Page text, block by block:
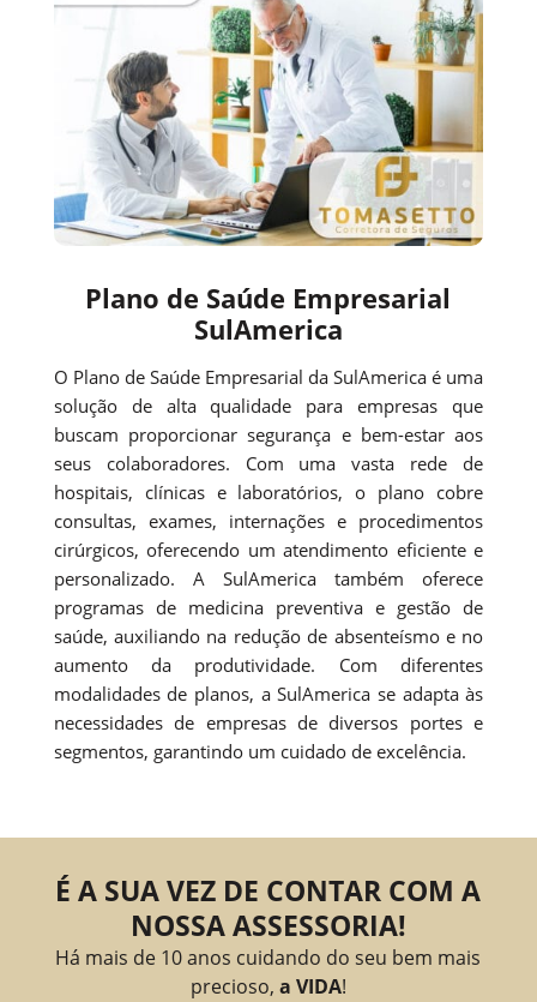
Plano de Saúde Empresarial
SulAmerica
O Plano de Saúde Empresarial da SulAmerica é uma
solução de alta qualidade para empresas que
buscam proporcionar segurança e bem-estar aos
seus colaboradores. Com uma vasta rede de
hospitais, clínicas e laboratórios, o plano cobre
consultas, exames, internações e procedimentos
cirúrgicos, oferecendo um atendimento eficiente e
personalizado. A SulAmerica também oferece
programas de medicina preventiva e gestão de
saúde, auxiliando na redução de absenteísmo e no
aumento da produtividade. Com diferentes
modalidades de planos, a SulAmerica se adapta às
necessidades de empresas de diversos portes e
segmentos, garantindo um cuidado de excelência.
É A SUA VEZ DE CONTAR COM A
NOSSA ASSESSORIA!
Há mais de 10 anos cuidando do seu bem mais
precioso, a VIDA!